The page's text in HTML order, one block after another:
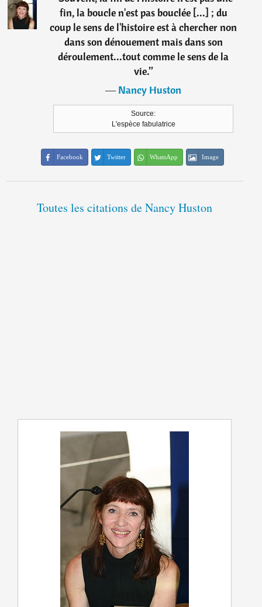
fin, la boucle n'est pas bouclée [...] ; du
coup le sens de l'histoire est à chercher non
dans son dénouement mais dans son
déroulement...tout comme le sens de la
vie.”
―Nancy Huston
Source:
L'espèce fabulatrice
Facebook Twitter WhatsApp Image
Toutes les citations de Nancy Huston